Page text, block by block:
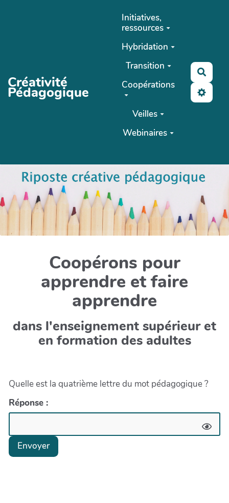
Créativité
Pédagogique
Initiatives,
ressources
Hybridation
Transition
Coopérations
Veilles
Webinaires
Coopérons pour
apprendre et faire
apprendre
dans l'enseignement supérieur et
en formation des adultes
Quelle est la quatrième lettre du mot pédagogique ?
Réponse :
Envoyer